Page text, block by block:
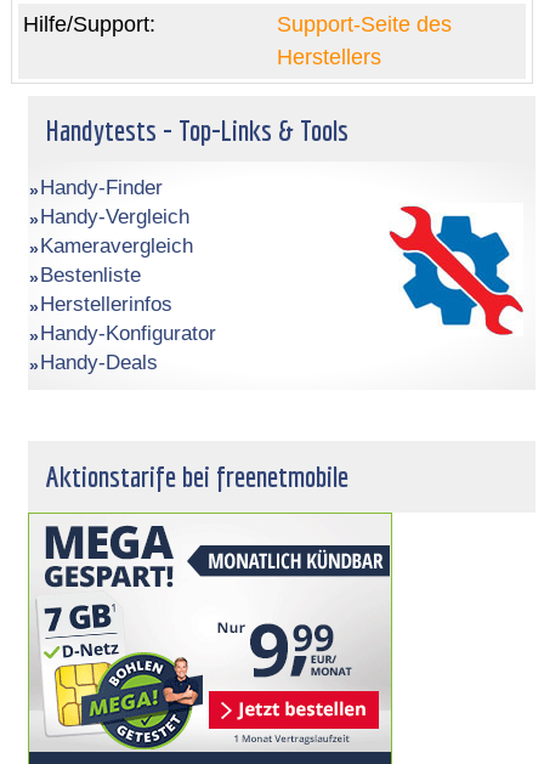
Support-Seite des
Herstellers
Hilfe/Support:
Handytests - Top-Links & Tools
Handy-Finder
Handy-Vergleich
Kameravergleich
Bestenliste
Herstellerinfos
Handy-Konfigurator
Handy-Deals
Aktionstarife bei freenetmobile